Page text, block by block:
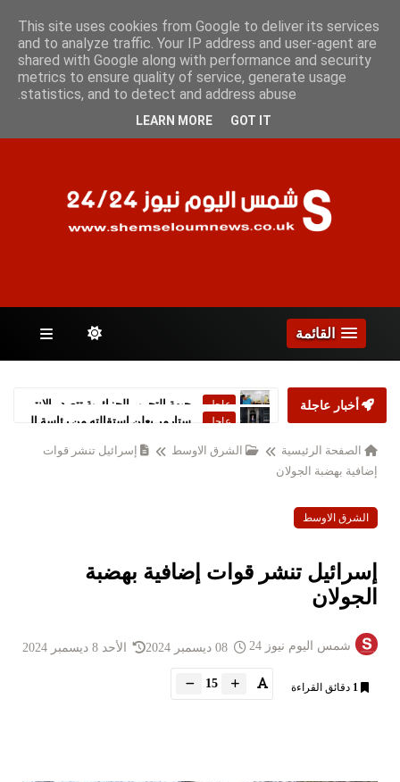
الصفحات
القائمة
أخبار عاجلة عاجل
الصفحة الرئيسية الشرق الاوسط
إسرائيل تنشر قوات
إضافية بهضبة الجولان
الشرق الاوسط
إسرائيل تنشر قوات إضافية بهضبة
الجولان
شمس اليوم نيوز 24 الأحد 8 ديسمبر 2024
1 دقائق القراءة 15
This site uses cookies from Google to deliver its services
and to analyze traffic. Your IP address and user-agent are
shared with Google along with performance and security
metrics to ensure quality of service, generate usage
statistics, and to detect and address abuse.
LEARN MORE GOT IT